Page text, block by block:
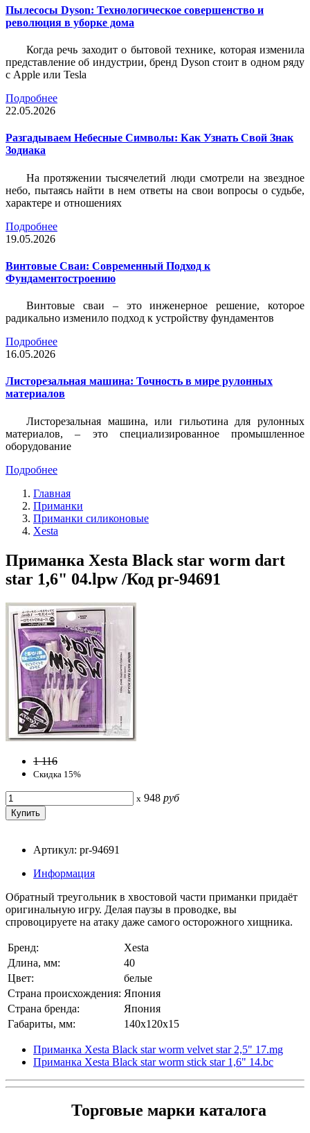
Пылесосы Dyson: Технологическое совершенство и
революция в уборке дома
Когда речь заходит о бытовой технике, которая изменила
представление об индустрии, бренд Dyson стоит в одном ряду
с Apple или Tesla
Подробнее
22.05.2026
Разгадываем Небесные Символы: Как Узнать Свой Знак
Зодиака
На протяжении тысячелетий люди смотрели на звездное
небо, пытаясь найти в нем ответы на свои вопросы о судьбе,
характере и отношениях
Подробнее
19.05.2026
Винтовые Сваи: Современный Подход к
Фундаментостроению
Винтовые сваи – это инженерное решение, которое
радикально изменило подход к устройству фундаментов
Подробнее
16.05.2026
Листорезальная машина: Точность в мире рулонных
материалов
Листорезальная машина, или гильотина для рулонных
материалов, – это специализированное промышленное
оборудование
Подробнее
Главная
Приманки
Приманки силиконовые
Xesta
Приманка Xesta Black star worm dart
star 1,6" 04.lpw /Код pr-94691
1 116
Скидка 15%
x 948 руб
Артикул: pr-94691
Информация
Обратный треугольник в хвостовой части приманки придаёт
оригинальную игру. Делая паузы в проводке, вы
спровоцируете на атаку даже самого осторожного хищника.
Бренд:
Xesta
Длина, мм:
40
Цвет:
белые
Страна происхождения: Япония
Страна бренда:
Япония
Габариты, мм:
140x120x15
Приманка Xesta Black star worm velvet star 2,5" 17.mg
Приманка Xesta Black star worm stick star 1,6" 14.bc
Торговые марки каталога